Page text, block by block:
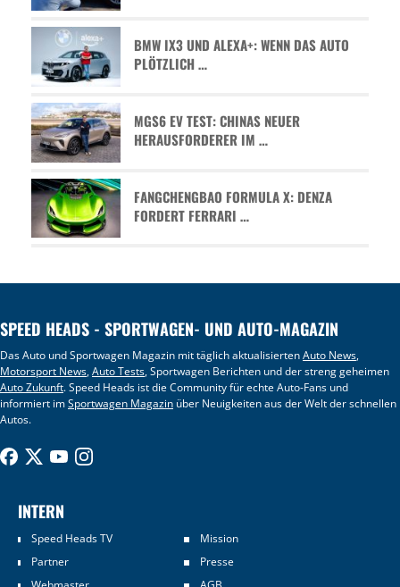
BMW IX3 UND ALEXA+: WENN DAS AUTO
PLÖTZLICH …
MGS6 EV TEST: CHINAS NEUER
HERAUSFORDERER IM …
FANGCHENGBAO FORMULA X: DENZA
FORDERT FERRARI …
SPEED HEADS - SPORTWAGEN- UND AUTO-MAGAZIN
Das Auto und Sportwagen Magazin mit täglich aktualisiertenAuto News,
Motorsport News,Auto Tests, Sportwagen Berichten und der streng geheimen
Auto Zukunft. Speed Heads ist die Community für echte Auto-Fans und
informiert imSportwagen Magazin über Neuigkeiten aus der Welt der schnellen
Autos.
INTERN
Speed Heads TV
Mission
Partner
Presse